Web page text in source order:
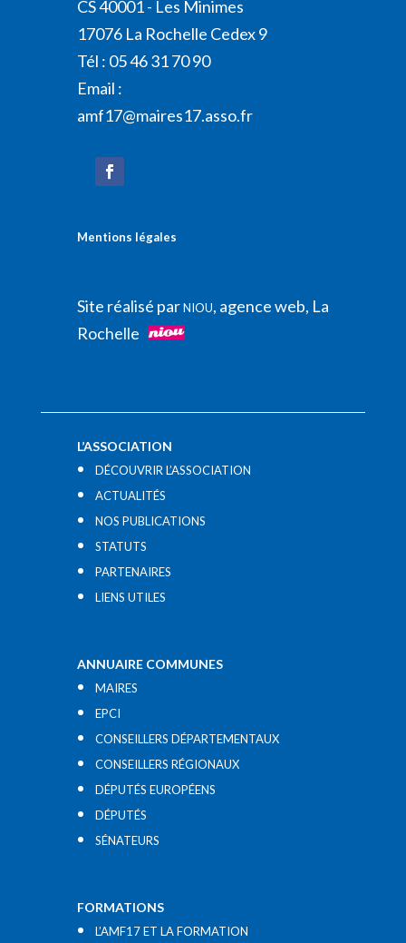
CS 40001 - Les Minimes
17076 La Rochelle Cedex 9
Tél : 05 46 31 70 90
Email :
amf17@maires17.asso.fr
Mentions légales
Site réalisé parNIOU, agence web, La
Rochelle
L’ASSOCIATION
DÉCOUVRIR L’ASSOCIATION
ACTUALITÉS
NOS PUBLICATIONS
STATUTS
PARTENAIRES
LIENS UTILES​
ANNUAIRE COMMUNES
MAIRES
EPCI
CONSEILLERS DÉPARTEMENTAUX
CONSEILLERS RÉGIONAUX
DÉPUTÉS EUROPÉENS
DÉPUTÉS
SÉNATEURS
FORMATIONS
L’AMF17 ET LA FORMATION